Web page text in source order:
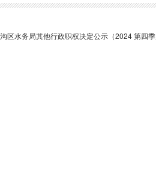
区水务局其他行政职权决定公示（2024 第四